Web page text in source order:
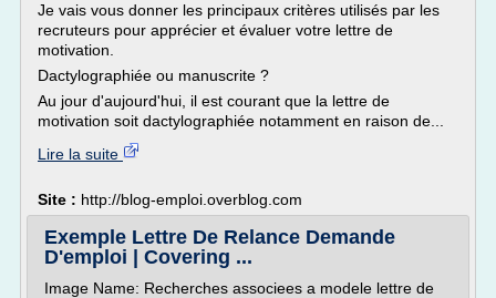
Je vais vous donner les principaux critères utilisés par les
recruteurs pour apprécier et évaluer votre lettre de
motivation.
Dactylographiée ou manuscrite ?
Au jour d'aujourd'hui, il est courant que la lettre de
motivation soit dactylographiée notamment en raison de...
Lire la suite
Site : http://blog-emploi.overblog.com
Exemple Lettre De Relance Demande
D'emploi | Covering ...
Image Name: Recherches associees a modele lettre de